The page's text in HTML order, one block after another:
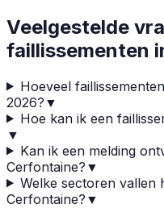
Veelgestelde
faillissementen
Hoeveel
2026? ▼
Hoe kan ik een
▼
Kan ik een melding
Cerfontaine? ▼
Welke sectoren vallen
Cerfontaine? ▼